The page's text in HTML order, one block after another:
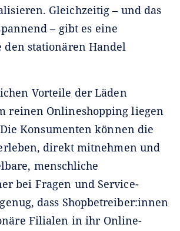
Gleichzeitig – und das
– gibt es eine
den stationären Handel
Vorteile der Läden
reinen Onlineshopping liegen
Konsumenten können die
direkt mitnehmen und
menschliche
bei Fragen und Service-
dass Shopbetreiber:innen
Filialen in ihr Online-